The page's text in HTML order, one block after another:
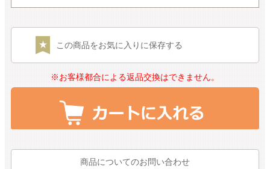
この商品をお気に入りに保存する
※お客様都合による返品交換はできません。
商品についてのお問い合わせ